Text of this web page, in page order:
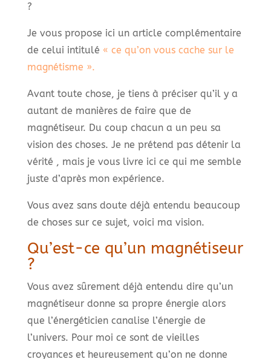
?
Je vous propose ici un article complémentaire
de celui intitulé « ce qu’on vous cache sur le
magnétisme ».
Avant toute chose, je tiens à préciser qu’il y a
autant de manières de faire que de
magnétiseur. Du coup chacun a un peu sa
vision des choses. Je ne prétend pas détenir la
vérité , mais je vous livre ici ce qui me semble
juste d’après mon expérience.
Vous avez sans doute déjà entendu beaucoup
de choses sur ce sujet, voici ma vision.
Qu’est-ce qu’un magnétiseur
?
Vous avez sûrement déjà entendu dire qu’un
magnétiseur donne sa propre énergie alors
que l’énergéticien canalise l’énergie de
l’univers. Pour moi ce sont de vieilles
croyances et heureusement qu’on ne donne